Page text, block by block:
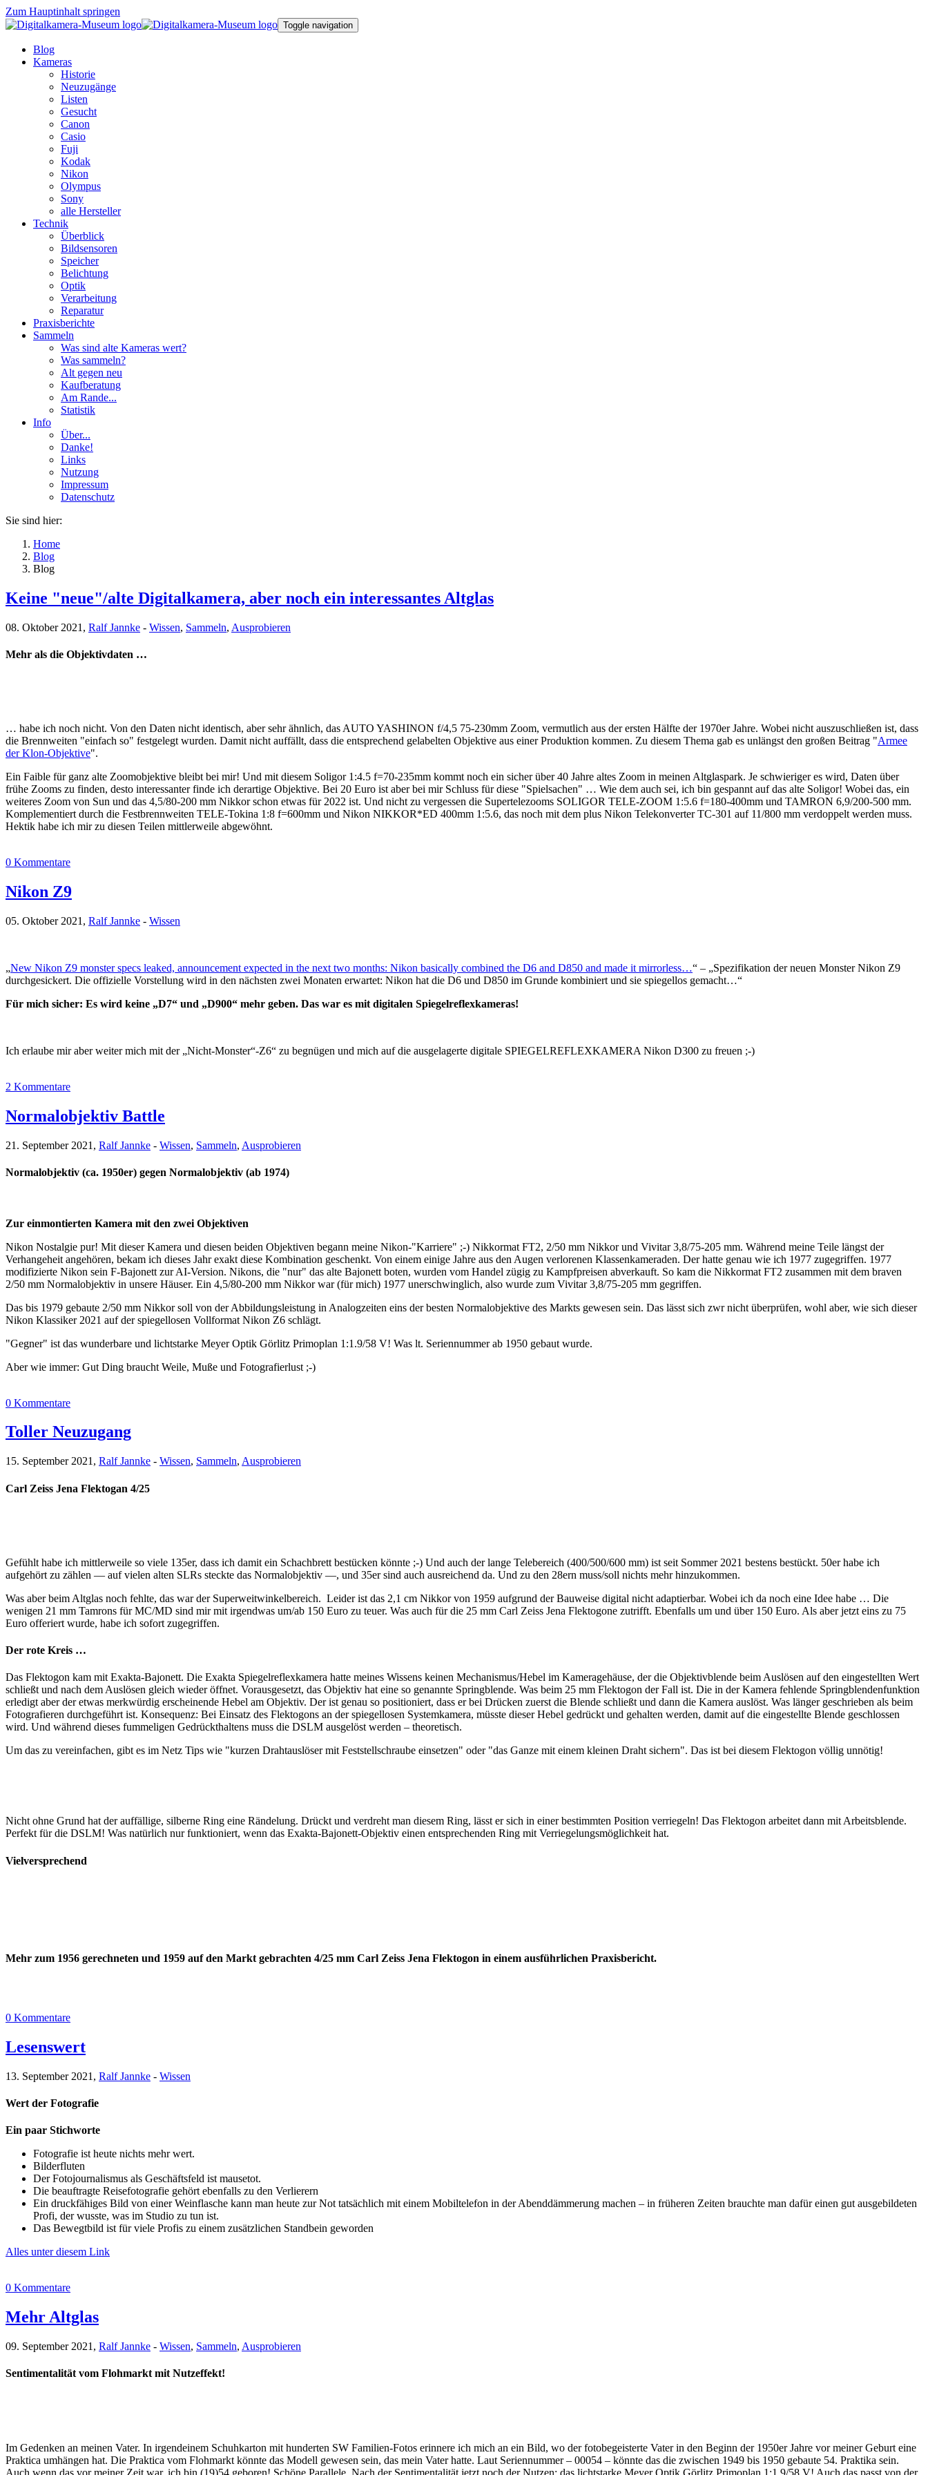
Zum Hauptinhalt springen
Toggle navigation
Blog
Kameras
Historie
Neuzugänge
Listen
Gesucht
Canon
Casio
Fuji
Kodak
Nikon
Olympus
Sony
alle Hersteller
Technik
Überblick
Bildsensoren
Speicher
Belichtung
Optik
Verarbeitung
Reparatur
Praxisberichte
Sammeln
Was sind alte Kameras wert?
Was sammeln?
Alt gegen neu
Kaufberatung
Am Rande...
Statistik
Info
Über...
Danke!
Links
Nutzung
Impressum
Datenschutz
Sie sind hier:
Home
Blog
Blog
Keine "neue"/alte Digitalkamera, aber noch ein interessantes Altglas
08. Oktober 2021, Ralf Jannke - Wissen, Sammeln, Ausprobieren
Mehr als die Objektivdaten …
… habe ich noch nicht. Von den Daten nicht identisch, aber sehr ähnlich, das AUTO YASHINON f/4,5 75-230mm Zoom, vermutlich aus der ersten Hälfte der 1970er Jahre. Wobei nicht auszuschließen ist, dass
die Brennweiten "einfach so" festgelegt wurden. Damit nicht auffällt, dass die entsprechend gelabelten Objektive aus einer Produktion kommen. Zu diesem Thema gab es unlängst den großen Beitrag "Armee
der Klon-Objektive".
Ein Faible für ganz alte Zoomobjektive bleibt bei mir! Und mit diesem Soligor 1:4.5 f=70-235mm kommt noch ein sicher über 40 Jahre altes Zoom in meinen Altglaspark. Je schwieriger es wird, Daten über
frühe Zooms zu finden, desto interessanter finde ich derartige Objektive. Bei 20 Euro ist aber bei mir Schluss für diese "Spielsachen" … Wie dem auch sei, ich bin gespannt auf das alte Soligor! Wobei das, ein
weiteres Zoom von Sun und das 4,5/80-200 mm Nikkor schon etwas für 2022 ist. Und nicht zu vergessen die Supertelezooms SOLIGOR TELE-ZOOM 1:5.6 f=180-400mm und TAMRON 6,9/200-500 mm.
Komplementiert durch die Festbrennweiten TELE-Tokina 1:8 f=600mm und Nikon NIKKOR*ED 400mm 1:5.6, das noch mit dem plus Nikon Telekonverter TC-301 auf 11/800 mm verdoppelt werden muss.
Hektik habe ich mir zu diesen Teilen mittlerweile abgewöhnt.
0 Kommentare
Nikon Z9
05. Oktober 2021, Ralf Jannke - Wissen
„New Nikon Z9 monster specs leaked, announcement expected in the next two months: Nikon basically combined the D6 and D850 and made it mirrorless…“ – „Spezifikation der neuen Monster Nikon Z9
durchgesickert. Die offizielle Vorstellung wird in den nächsten zwei Monaten erwartet: Nikon hat die D6 und D850 im Grunde kombiniert und sie spiegellos gemacht…“
Für mich sicher: Es wird keine „D7“ und „D900“ mehr geben. Das war es mit digitalen Spiegelreflexkameras!
Ich erlaube mir aber weiter mich mit der „Nicht-Monster“-Z6“ zu begnügen und mich auf die ausgelagerte digitale SPIEGELREFLEXKAMERA Nikon D300 zu freuen ;-)
2 Kommentare
Normalobjektiv Battle
21. September 2021, Ralf Jannke - Wissen, Sammeln, Ausprobieren
Normalobjektiv (ca. 1950er) gegen Normalobjektiv (ab 1974)
Zur einmontierten Kamera mit den zwei Objektiven
Nikon Nostalgie pur! Mit dieser Kamera und diesen beiden Objektiven begann meine Nikon-"Karriere" ;-) Nikkormat FT2, 2/50 mm Nikkor und Vivitar 3,8/75-205 mm. Während meine Teile längst der
Verhangeheit angehören, bekam ich dieses Jahr exakt diese Kombination geschenkt. Von einem einige Jahre aus den Augen verlorenen Klassenkameraden. Der hatte genau wie ich 1977 zugegriffen. 1977
modifizierte Nikon sein F-Bajonett zur AI-Version. Nikons, die "nur" das alte Bajonett boten, wurden vom Handel zügig zu Kampfpreisen abverkauft. So kam die Nikkormat FT2 zusammen mit dem braven
2/50 mm Normalobjektiv in unsere Häuser. Ein 4,5/80-200 mm Nikkor war (für mich) 1977 unerschwinglich, also wurde zum Vivitar 3,8/75-205 mm gegriffen.
Das bis 1979 gebaute 2/50 mm Nikkor soll von der Abbildungsleistung in Analogzeiten eins der besten Normalobjektive des Markts gewesen sein. Das lässt sich zwr nicht überprüfen, wohl aber, wie sich dieser
Nikon Klassiker 2021 auf der spiegellosen Vollformat Nikon Z6 schlägt.
"Gegner" ist das wunderbare und lichtstarke Meyer Optik Görlitz Primoplan 1:1.9/58 V! Was lt. Seriennummer ab 1950 gebaut wurde.
Aber wie immer: Gut Ding braucht Weile, Muße und Fotografierlust ;-)
0 Kommentare
Toller Neuzugang
15. September 2021, Ralf Jannke - Wissen, Sammeln, Ausprobieren
Carl Zeiss Jena Flektogan 4/25
Gefühlt habe ich mittlerweile so viele 135er, dass ich damit ein Schachbrett bestücken könnte ;-) Und auch der lange Telebereich (400/500/600 mm) ist seit Sommer 2021 bestens bestückt. 50er habe ich
aufgehört zu zählen — auf vielen alten SLRs steckte das Normalobjektiv —, und 35er sind auch ausreichend da. Und zu den 28ern muss/soll nichts mehr hinzukommen.
Was aber beim Altglas noch fehlte, das war der Superweitwinkelbereich. Leider ist das 2,1 cm Nikkor von 1959 aufgrund der Bauweise digital nicht adaptierbar. Wobei ich da noch eine Idee habe … Die
wenigen 21 mm Tamrons für MC/MD sind mir mit irgendwas um/ab 150 Euro zu teuer. Was auch für die 25 mm Carl Zeiss Jena Flektogone zutrifft. Ebenfalls um und über 150 Euro. Als aber jetzt eins zu 75
Euro offeriert wurde, habe ich sofort zugegriffen.
Der rote Kreis …
Das Flektogon kam mit Exakta-Bajonett. Die Exakta Spiegelreflexkamera hatte meines Wissens keinen Mechanismus/Hebel im Kameragehäuse, der die Objektivblende beim Auslösen auf den eingestellten Wert
schließt und nach dem Auslösen gleich wieder öffnet. Vorausgesetzt, das Objektiv hat eine so genannte Springblende. Was beim 25 mm Flektogon der Fall ist. Die in der Kamera fehlende Springblendenfunktion
erledigt aber der etwas merkwürdig erscheinende Hebel am Objektiv. Der ist genau so positioniert, dass er bei Drücken zuerst die Blende schließt und dann die Kamera auslöst. Was länger geschrieben als beim
Fotografieren durchgeführt ist. Konsequenz: Bei Einsatz des Flektogons an der spiegellosen Systemkamera, müsste dieser Hebel gedrückt und gehalten werden, damit auf die eingestellte Blende geschlossen
wird. Und während dieses fummeligen Gedrückthaltens muss die DSLM ausgelöst werden – theoretisch.
Um das zu vereinfachen, gibt es im Netz Tips wie "kurzen Drahtauslöser mit Feststellschraube einsetzen" oder "das Ganze mit einem kleinen Draht sichern". Das ist bei diesem Flektogon völlig unnötig!
Nicht ohne Grund hat der auffällige, silberne Ring eine Rändelung. Drückt und verdreht man diesem Ring, lässt er sich in einer bestimmten Position verriegeln! Das Flektogon arbeitet dann mit Arbeitsblende.
Perfekt für die DSLM! Was natürlich nur funktioniert, wenn das Exakta-Bajonett-Objektiv einen entsprechenden Ring mit Verriegelungsmöglichkeit hat.
Vielversprechend
Mehr zum 1956 gerechneten und 1959 auf den Markt gebrachten 4/25 mm Carl Zeiss Jena Flektogon in einem ausführlichen Praxisbericht.
0 Kommentare
Lesenswert
13. September 2021, Ralf Jannke - Wissen
Wert der Fotografie
Ein paar Stichworte
Fotografie ist heute nichts mehr wert.
Bilderfluten
Der Fotojournalismus als Geschäftsfeld ist mausetot.
Die beauftragte Reisefotografie gehört ebenfalls zu den Verlierern
Ein druckfähiges Bild von einer Weinflasche kann man heute zur Not tatsächlich mit einem Mobiltelefon in der Abenddämmerung machen – in früheren Zeiten brauchte man dafür einen gut ausgebildeten
Profi, der wusste, was im Studio zu tun ist.
Das Bewegtbild ist für viele Profis zu einem zusätzlichen Standbein geworden
Alles unter diesem Link
0 Kommentare
Mehr Altglas
09. September 2021, Ralf Jannke - Wissen, Sammeln, Ausprobieren
Sentimentalität vom Flohmarkt mit Nutzeffekt!
Im Gedenken an meinen Vater. In irgendeinem Schuhkarton mit hunderten SW Familien-Fotos erinnere ich mich an ein Bild, wo der fotobegeisterte Vater in den Beginn der 1950er Jahre vor meiner Geburt eine
Praktica umhängen hat. Die Praktica vom Flohmarkt könnte das Modell gewesen sein, das mein Vater hatte. Laut Seriennummer – 00054 – könnte das die zwischen 1949 bis 1950 gebaute 54. Praktika sein.
Auch wenn das vor meiner Zeit war, ich bin (19)54 geboren! Schöne Parallele. Nach der Sentimentalität jetzt noch der Nutzen: das lichtstarke Meyer Optik Görlitz Primoplan 1:1.9/58 V! Auch das passt von der